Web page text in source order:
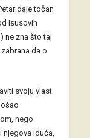
daje točan
Isusovih
ne zna što taj
da o
svoju vlast
nego
iduća,